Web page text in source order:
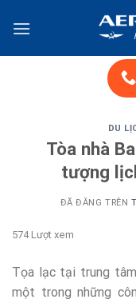
đến
DU
Tòa nhà
tượng
ĐÃ ĐĂNG TRÊN
574 Lượt xem
Tọa lạc tại trung
một trong những